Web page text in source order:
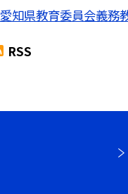
愛知県教育委員会義務
RSS